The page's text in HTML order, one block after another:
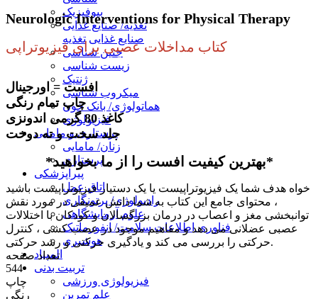
بیوفیزیک
تغذیه/ صنایع غذایی
صنایع غذایی تغذیه
جنین شناسی
زیست شناسی
ژنتیک
میکروب شناسی
هماتولوژی/ بانک خون
فیزیولوژی
پرستاری و مامایی
زنان/ مامایی
پرستاری
پیراپزشکی
اتاق عمل
رادیولوژی/ پرتونگاری
علوم آزمایشگاهی
فناوری اطلاعات سلامت/ انفورماتیک
هوشبری
المپیاد
تربیت بدنی
فیزیولوژی ورزشی
علم تمرین
Neurologic Interventions for Physical Therapy
کتاب مداخلات عصبی برای فیزیوتراپی
افست = اورجینال
چاپ تمام رنگی
کاغذ 80 گرمی اندونزی
جلد سخت و ته دوخت
*بهترین کیفیت افست را از ما بخواهید*
خواه هدف شما یک فیزیوتراپیست یا یک دستیار فیزیوتراپیست باشید
، محتوای جامع این کتاب به شما دانش عمیقی در مورد نقش
توانبخشی مغز و اعصاب در درمان بزرگسالان و کودکان با اختلالات
عصبی عضلانی می دهد و مفاهیم موجود در عصب کشی ، کنترل
حرکتی را بررسی می کندو یادگیری حرکتی و رشد حرکتی.
تعداد صفحه
544
چاپ
رنگی